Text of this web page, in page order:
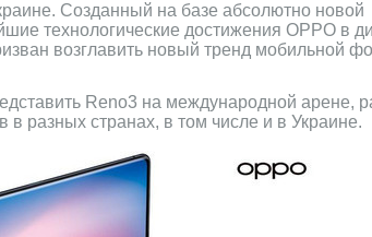
Созданный на базе абсолютно новой
технологические достижения OPPO в
возглавить новый тренд мобильной
Reno3 на международной арене,
разных странах, в том числе и в Украине.